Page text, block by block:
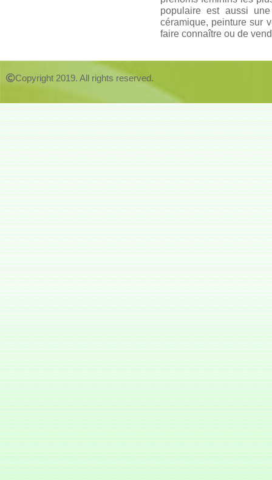
populaire est aussi
céramique, peinture sur
faire connaître ou de
Copyright 2019. All rights reserved.